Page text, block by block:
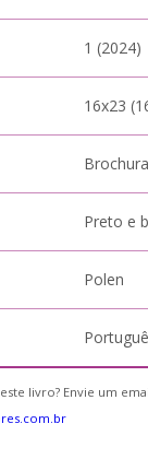
1 (2024)
16x23
Preto e
Polen
livro? Envie um